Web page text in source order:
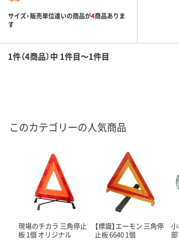
サイズ・販売単位違いの商品が4商品ありま
す
1件（4商品）中 1件目～1件目
このカテゴリーの人気商品
現場のチカラ 三角停止
板 1個 オリジナル
【標識】エーモン 三角停
止板 6640 1個